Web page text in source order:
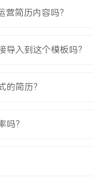
用户自发内容占比在第六个
会调查研究方法、社会心理
简历内容吗？
导入到这个模板吗？
的简历？
吗？